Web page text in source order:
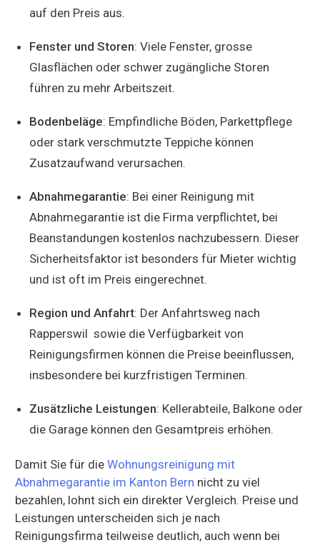
auf den Preis aus.
Fenster und Storen: Viele Fenster, grosse
Glasflächen oder schwer zugängliche Storen
führen zu mehr Arbeitszeit.
Bodenbeläge: Empfindliche Böden, Parkettpflege
oder stark verschmutzte Teppiche können
Zusatzaufwand verursachen.
Abnahmegarantie: Bei einer Reinigung mit
Abnahmegarantie ist die Firma verpflichtet, bei
Beanstandungen kostenlos nachzubessern. Dieser
Sicherheitsfaktor ist besonders für Mieter wichtig
und ist oft im Preis eingerechnet.
Region und Anfahrt: Der Anfahrtsweg nach
Rapperswil sowie die Verfügbarkeit von
Reinigungsfirmen können die Preise beeinflussen,
insbesondere bei kurzfristigen Terminen.
Zusätzliche Leistungen: Kellerabteile, Balkone oder
die Garage können den Gesamtpreis erhöhen.
Damit Sie für die Wohnungsreinigung mit
Abnahmegarantie im Kanton Bern nicht zu viel
bezahlen, lohnt sich ein direkter Vergleich. Preise und
Leistungen unterscheiden sich je nach
Reinigungsfirma teilweise deutlich, auch wenn bei